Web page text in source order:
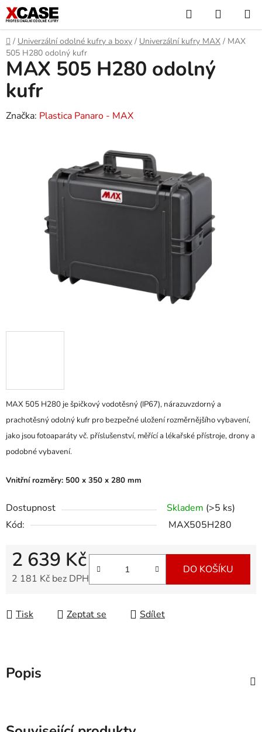
Přejít
na
obsah
Hledat
KOŠÍK
Domů
/ Univerzální odolné kufry a boxy / Univerzální kufry MAX / MAX
505 H280 odolný kufr
MAX 505 H280 je špičkový vodotěsný (IP67), nárazuvzdorný a
prachotěsný odolný kufr pro bezpečné uložení rozměrnějšího vybavení,
jako jsou fotoaparáty vč. příslušenství, měřící a lékařské přístroje, drony a
podobné vybavení.
Vnitřní rozměry: 500 x 350 x 280 mm
Dostupnost Skladem (>5 ks)
Kód:
MAX505H280
2 639 Kč
2 181 Kč bez DPH
DO KOŠÍKU
Tisk Zeptat se Sdílet
MAX 505 H280 odolný
kufr
Značka: Plastica Panaro - MAX
Popis